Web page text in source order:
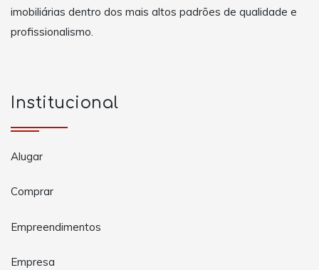
imobiliárias dentro dos mais altos padrões de qualidade e
profissionalismo.
Institucional
Alugar
Comprar
Empreendimentos
Empresa